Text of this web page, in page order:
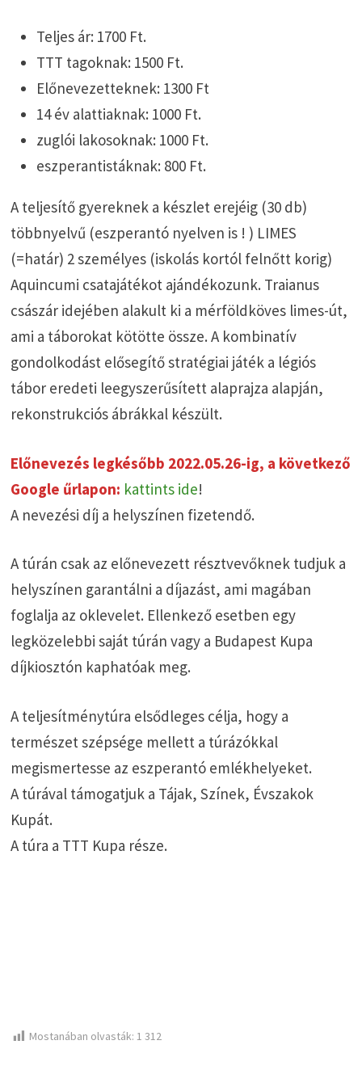
Teljes ár: 1700 Ft.
TTT tagoknak: 1500 Ft.
Előnevezetteknek: 1300 Ft
14 év alattiaknak: 1000 Ft.
zuglói lakosoknak: 1000 Ft.
eszperantistáknak: 800 Ft.
A teljesítő gyereknek a készlet erejéig (30 db)
többnyelvű (eszperantó nyelven is ! ) LIMES
(=határ) 2 személyes (iskolás kortól felnőtt korig)
Aquincumi csatajátékot ajándékozunk. Traianus
császár idejében alakult ki a mérföldköves limes-út,
ami a táborokat kötötte össze. A kombinatív
gondolkodást elősegítő stratégiai játék a légiós
tábor eredeti leegyszerűsített alaprajza alapján,
rekonstrukciós ábrákkal készült.
Előnevezés legkésőbb 2022.05.26-ig, a következő
Google űrlapon: kattints ide!
A nevezési díj a helyszínen fizetendő.
A túrán csak az előnevezett résztvevőknek tudjuk a
helyszínen garantálni a díjazást, ami magában
foglalja az oklevelet. Ellenkező esetben egy
legközelebbi saját túrán vagy a Budapest Kupa
díjkiosztón kaphatóak meg.
A teljesítménytúra elsődleges célja, hogy a
természet szépsége mellett a túrázókkal
megismertesse az eszperantó emlékhelyeket.
A túrával támogatjuk a Tájak, Színek, Évszakok
Kupát.
A túra a TTT Kupa része.
Mostanában olvasták: 1 312